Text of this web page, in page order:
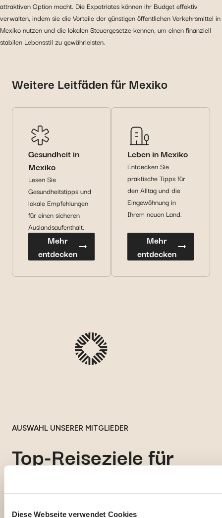
Diese Webseite verwendet Cookies
attraktiven Option macht. Die Expatriates können ihr Budget effektiv
verwalten, indem sie die Vorteile der günstigen öffentlichen Verkehrsmittel in
Mexiko nutzen und die lokalen Steuergesetze kennen, um einen finanziell
stabilen Lebensstil zu gewährleisten.
Weitere Leitfäden für Mexiko
Gesundheit in
Mexiko
Lesen Sie
Gesundheitstipps und
lokale Empfehlungen
für einen sicheren
Auslandsaufenthalt.
Mehr
entdecken
Leben in Mexiko
Entdecken Sie
praktische Tipps für
den Alltag und die
Eingewöhnung in
Ihrem neuen Land.
Mehr
entdecken
AUSWAHL UNSERER MITGLIEDER
Top-Reiseziele für
Expats
Sie sammeln Informationen, um sich auf Ihren